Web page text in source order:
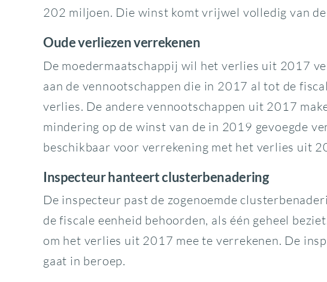
202 miljoen. Die winst komt vrijwel volledig van
Oude verliezen verrekenen
De moedermaatschappij wil het verlies uit 2017
aan de vennootschappen die in 2017 al tot de
verlies. De andere vennootschappen uit 2017
mindering op de winst van de in 2019 gevoegde
beschikbaar voor verrekening met het verlies uit
Inspecteur hanteert clusterbenadering
De inspecteur past de zogenoemde
de fiscale eenheid behoorden, als één geheel
om het verlies uit 2017 mee te verrekenen. De
gaat in beroep.